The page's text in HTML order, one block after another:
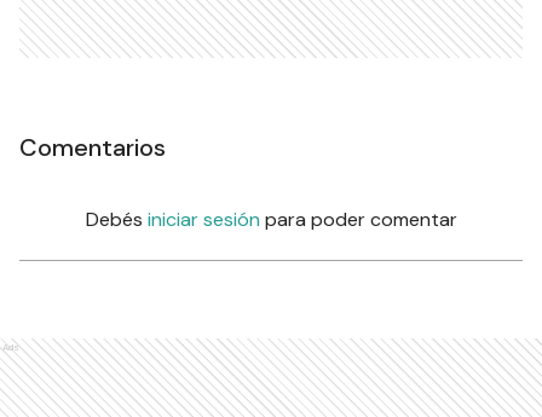
Comentarios
Debés iniciar sesión para poder comentar
Ads